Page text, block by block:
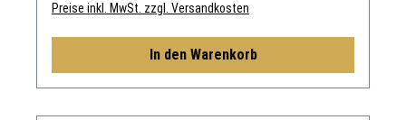
Preise inkl. MwSt. zzgl. Versandkosten
In den Warenkorb